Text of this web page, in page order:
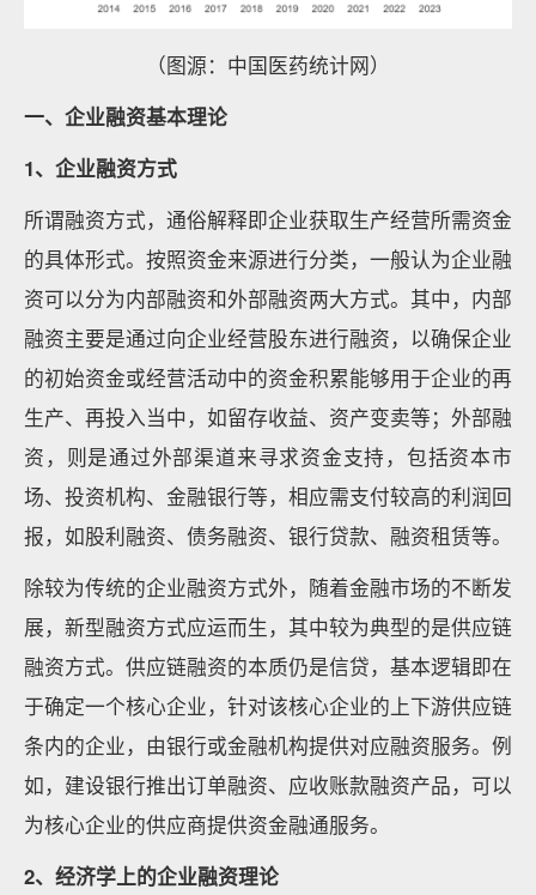
（图源：中国医药统计网）
一、企业融资基本理论
1、企业融资方式
所谓融资方式，通俗解释即企业获取生产经营所需资金
的具体形式。按照资金来源进行分类，一般认为企业融
资可以分为内部融资和外部融资两大方式。其中，内部
融资主要是通过向企业经营股东进行融资，以确保企业
的初始资金或经营活动中的资金积累能够用于企业的再
生产、再投入当中，如留存收益、资产变卖等；外部融
资，则是通过外部渠道来寻求资金支持，包括资本市
场、投资机构、金融银行等，相应需支付较高的利润回
报，如股利融资、债务融资、银行贷款、融资租赁等。
除较为传统的企业融资方式外，随着金融市场的不断发
展，新型融资方式应运而生，其中较为典型的是供应链
融资方式。供应链融资的本质仍是信贷，基本逻辑即在
于确定一个核心企业，针对该核心企业的上下游供应链
条内的企业，由银行或金融机构提供对应融资服务。例
如，建设银行推出订单融资、应收账款融资产品，可以
为核心企业的供应商提供资金融通服务。
2、经济学上的企业融资理论